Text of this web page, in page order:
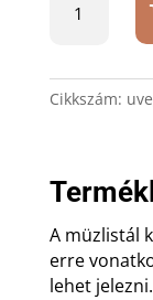
több
gravírozással
Cikkszám:
A müzlistál
erre
lehet jelezni.